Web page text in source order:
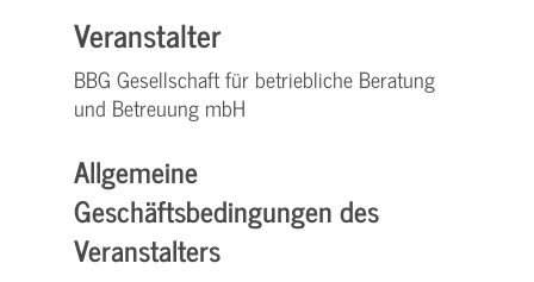
Veranstalter
BBG Gesellschaft für betriebliche Beratung
und Betreuung mbH
Allgemeine
Geschäftsbedingungen des
Veranstalters